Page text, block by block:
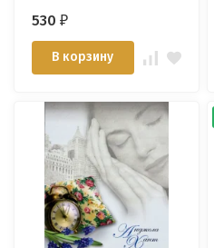
530₽
В корзину